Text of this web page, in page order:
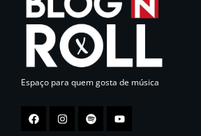
Espaço para quem gosta de música